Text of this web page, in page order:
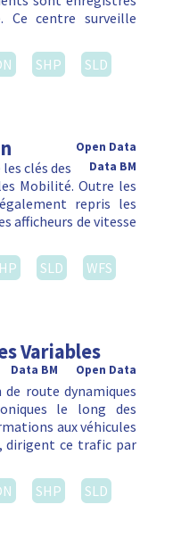
centre surveille
SHP
SLD
Open Data
Data BM
clés des
Mobilité. Outre les
repris les
afficheurs de vitesse
SLD
WFS
Variables
Open Data
Data BM
route dynamiques
le long des
aux véhicules
dirigent ce trafic par
SHP
SLD